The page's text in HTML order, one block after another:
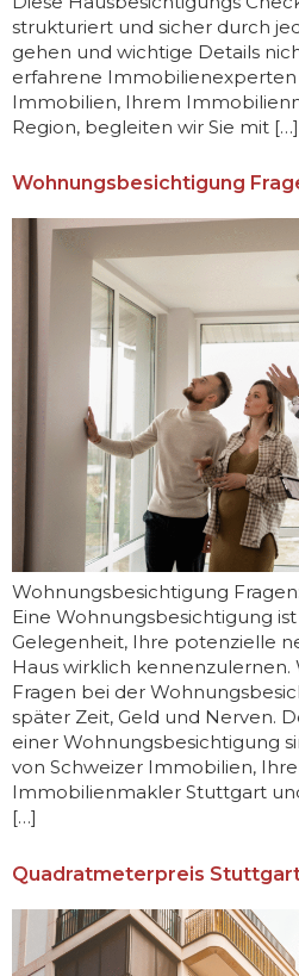
strukturiert und sicher durch
gehen und wichtige Details
erfahrene Immobilienexperten
Immobilien, Ihrem
Region, begleiten wir Sie mit […]
Wohnungsbesichtigung
Wohnungsbesichtigung
Eine Wohnungsbesichtigung
Gelegenheit, Ihre potenzielle
Haus wirklich kennenzulernen.
Fragen bei der
später Zeit, Geld und Nerven.
einer Wohnungsbesichtigung
von Schweizer Immobilien,
Immobilienmakler Stuttgart
[…]
Quadratmeterpreis